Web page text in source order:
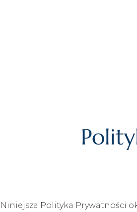
Niniejsza Polityka Prywatności